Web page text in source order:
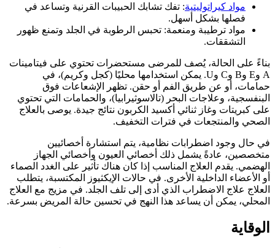
مواد كيراتوليتية: تفك تشابك الحبيبات القرنية وتساعد في
فصلها بشكل أسهل.
مواد ترطيبة ومنعمة: تحبس الرطوبة في الجلد وتمنع ظهور
التشققات.
بناءً على الحالة، يُصف للمرضى مستحضرات تحتوي على فيتامينات
A وE وB وC وU. يمكن استخدامها محليًا (كجل وكريم)، في
حمامات، أو عن طريق الفم أو حقن. تظهر الإشعاعات فوق
البنفسجية، وعلاجات البحر (تالاسوثيرابيا)، والحمامات التي تحتوي
على كبريتات وغاز ثنائي أكسيد الكربون نتائج جيدة. يوصى بالعلاج
الصحي والمنتجعات في فترات التخفيف.
في حال وجود اضطرابات نظامية، يتم استشارة أخصائيين
متخصصين، عادةً يشمل ذلك أخصائي العيون وأخصائي الجهاز
الهضمي. يقدم العلاج المناسب إذا كان هناك تأثير على الغدد الصماء
أو الأعضاء الداخلية الأخرى. في حالات الإيكثيوز المكتسبة، يتطلب
العلاج علاج الاضطراب الذي أدى إلى تلف الجلد. في مزيج مع العلاج
المحلي، يمكن أن يساعد هذا النهج في تحسين حالة المريض بسرعة.
الوقاية